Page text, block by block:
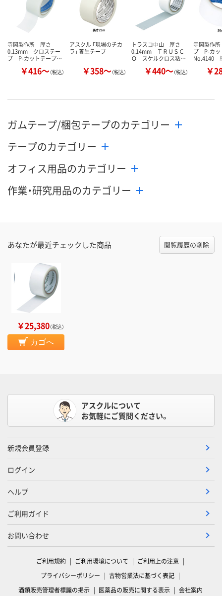
寺岡製作所 厚さ
0.13mm クロステー
プ P-カットテープ…
￥416～（税込）
アスクル 「現場のチカ
ラ」 養生テープ
￥358～（税込）
トラスコ中山 厚さ
0.14mm ＴＲＵＳＣ
Ｏ スケルクロス粘…
￥440～（税込）
寺岡製作
プ P-カ
No.4140
￥
ガムテープ/梱包テープのカテゴリー
テープのカテゴリー
オフィス用品のカテゴリー
作業・研究用品のカテゴリー
あなたが最近チェックした商品 閲覧履歴の削除
￥25,380（税込）
カゴへ
アスクルについて
お気軽にご質問ください。
新規会員登録
ログイン
ヘルプ
ご利用ガイド
お問い合わせ
ご利用規約 ご利用環境について
ご利用上の注意
プライバシーポリシー
古物営業法に基づく表記
酒類販売管理者標識の掲示
医薬品の販売に関する表示 会社案内